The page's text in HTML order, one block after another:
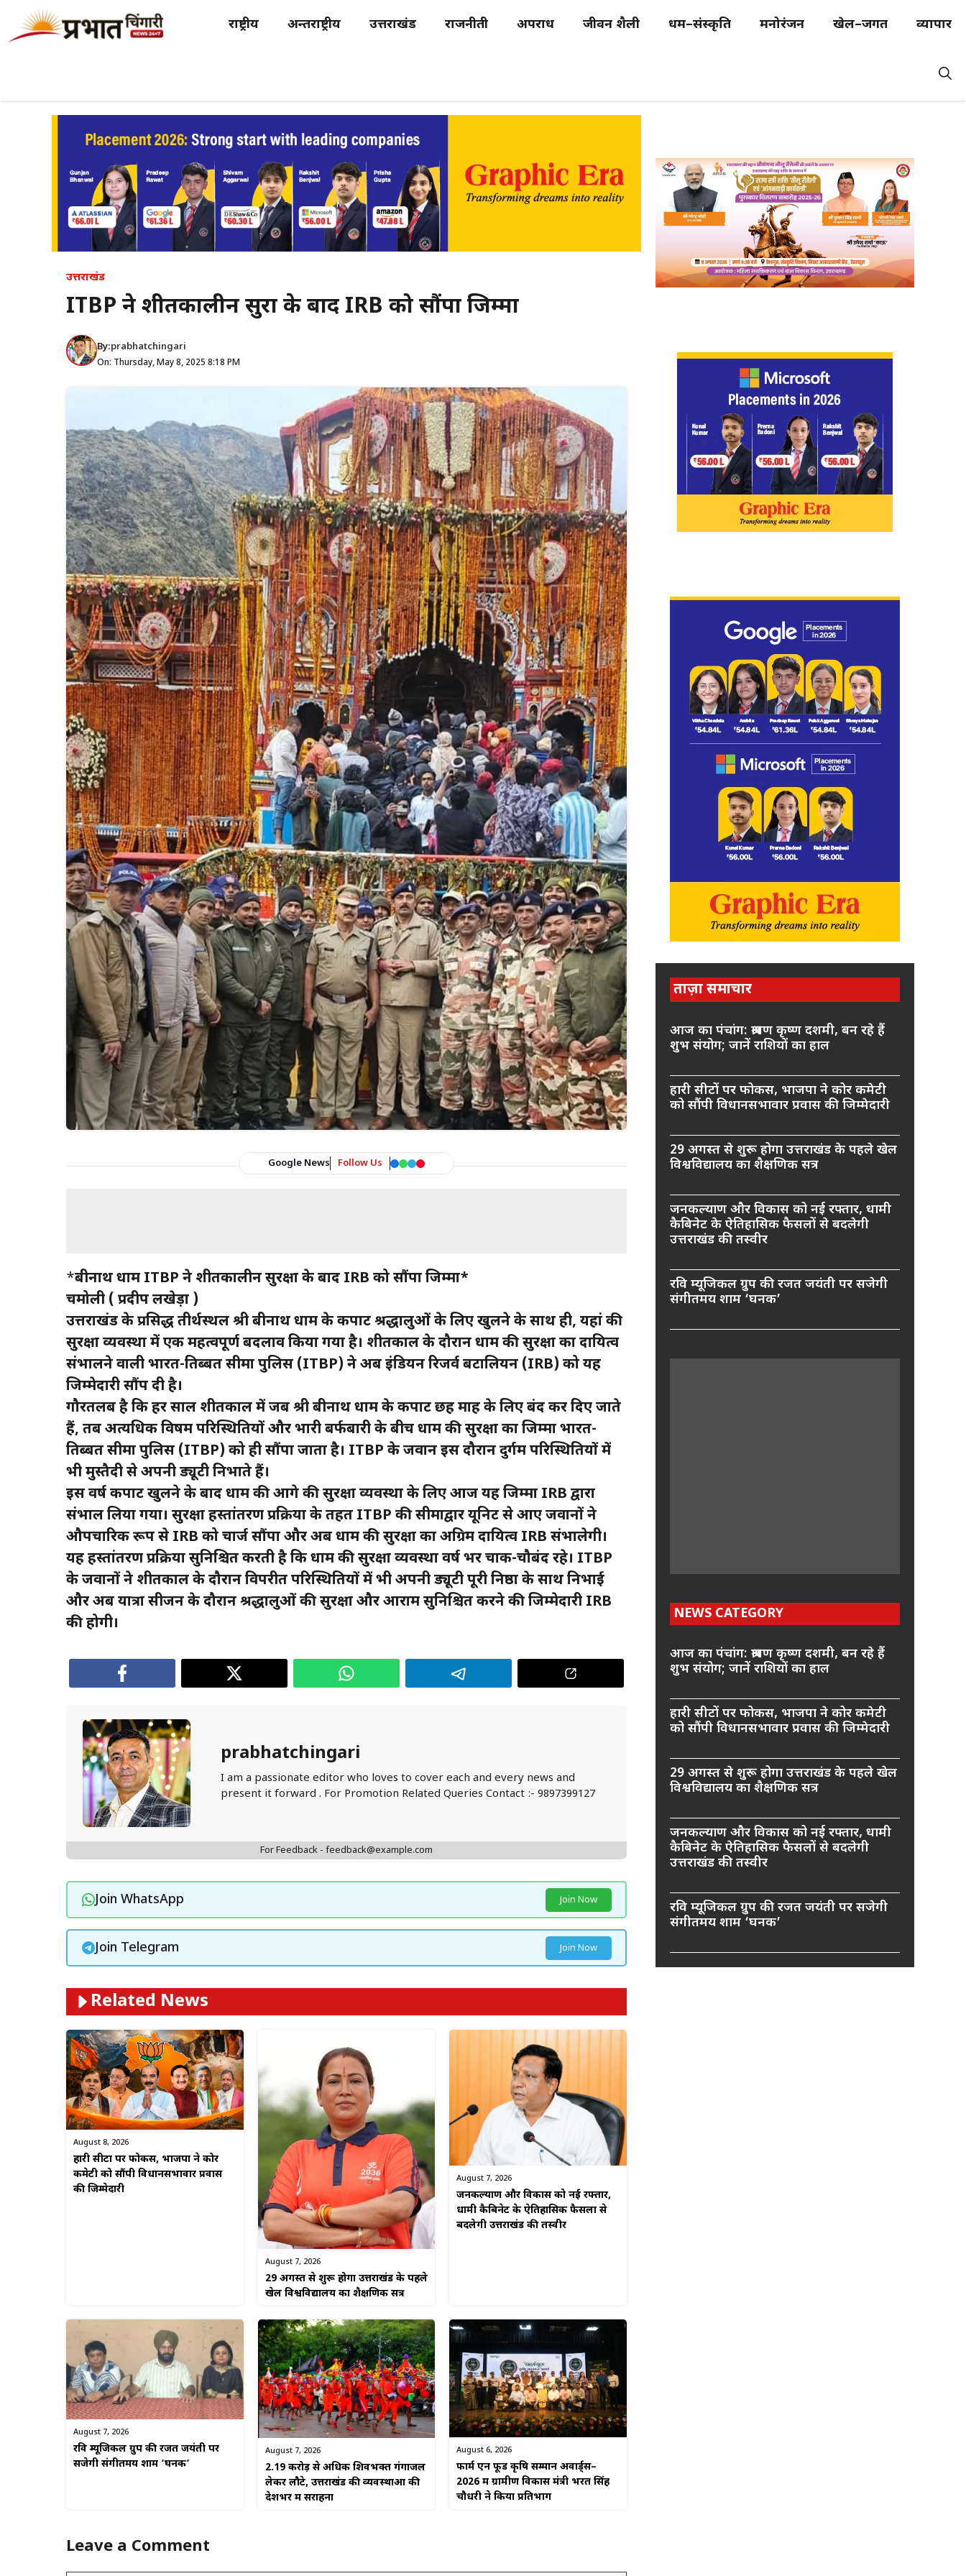
राष्ट्रीय अन्तर्राष्ट्रीय उत्तराखंड राजनीती अपराध जीवन शैली धर्म–संस्कृति मनोरंजन खेल–जगत व्यापार
उत्तराखंड
ITBP ने शीतकालीन सुरक्षा के बाद IRB को सौंपा जिम्मा
By:prabhatchingari
On: Thursday, May 8, 2025 8:18 PM
Google News Follow Us
*बद्रीनाथ धाम ITBP ने शीतकालीन सुरक्षा के बाद IRB को सौंपा जिम्मा*
चमोली ( प्रदीप लखेड़ा )
उत्तराखंड के प्रसिद्ध तीर्थस्थल श्री बद्रीनाथ धाम के कपाट श्रद्धालुओं के लिए खुलने के साथ ही, यहां की
सुरक्षा व्यवस्था में एक महत्वपूर्ण बदलाव किया गया है। शीतकाल के दौरान धाम की सुरक्षा का दायित्व
संभालने वाली भारत-तिब्बत सीमा पुलिस (ITBP) ने अब इंडियन रिजर्व बटालियन (IRB) को यह
जिम्मेदारी सौंप दी है।
गौरतलब है कि हर साल शीतकाल में जब श्री बद्रीनाथ धाम के कपाट छह माह के लिए बंद कर दिए जाते
हैं, तब अत्यधिक विषम परिस्थितियों और भारी बर्फबारी के बीच धाम की सुरक्षा का जिम्मा भारत-
तिब्बत सीमा पुलिस (ITBP) को ही सौंपा जाता है। ITBP के जवान इस दौरान दुर्गम परिस्थितियों में
भी मुस्तैदी से अपनी ड्यूटी निभाते हैं।
इस वर्ष कपाट खुलने के बाद धाम की आगे की सुरक्षा व्यवस्था के लिए आज यह जिम्मा IRB द्वारा
संभाल लिया गया। सुरक्षा हस्तांतरण प्रक्रिया के तहत ITBP की सीमाद्वार यूनिट से आए जवानों ने
औपचारिक रूप से IRB को चार्ज सौंपा और अब धाम की सुरक्षा का अग्रिम दायित्व IRB संभालेगी।
यह हस्तांतरण प्रक्रिया सुनिश्चित करती है कि धाम की सुरक्षा व्यवस्था वर्ष भर चाक-चौबंद रहे। ITBP
के जवानों ने शीतकाल के दौरान विपरीत परिस्थितियों में भी अपनी ड्यूटी पूरी निष्ठा के साथ निभाई
और अब यात्रा सीजन के दौरान श्रद्धालुओं की सुरक्षा और आराम सुनिश्चित करने की जिम्मेदारी IRB
की होगी।
prabhatchingari
I am a passionate editor who loves to cover each and every news and
present it forward . For Promotion Related Queries Contact :- 9897399127
For Feedback - feedback@example.com
Join WhatsApp Join Now
Join Telegram Join Now
Related News
August 8, 2026
हारी सीटों पर फोकस, भाजपा ने कोर
कमेटी को सौंपी विधानसभावार प्रवास
की जिम्मेदारी
August 7, 2026
29 अगस्त से शुरू होगा उत्तराखंड के पहले
खेल विश्वविद्यालय का शैक्षणिक सत्र
August 7, 2026
जनकल्याण और विकास को नई रफ्तार,
धामी कैबिनेट के ऐतिहासिक फैसलों से
बदलेगी उत्तराखंड की तस्वीर
August 7, 2026
रवि म्यूजिकल ग्रुप की रजत जयंती पर
सजेगी संगीतमय शाम ‘घनक’
August 7, 2026
2.19 करोड़ से अधिक शिवभक्त गंगाजल
लेकर लौटे, उत्तराखंड की व्यवस्थाओं की
देशभर में सराहना
August 6, 2026
फार्म एन फूड कृषि सम्मान अवार्ड्स–
2026 में ग्रामीण विकास मंत्री भरत सिंह
चौधरी ने किया प्रतिभाग
Leave a Comment
ताज़ा समाचार
आज का पंचांग: श्रावण कृष्ण दशमी, बन रहे हैं
शुभ संयोग; जानें राशियों का हाल
हारी सीटों पर फोकस, भाजपा ने कोर कमेटी
को सौंपी विधानसभावार प्रवास की जिम्मेदारी
29 अगस्त से शुरू होगा उत्तराखंड के पहले खेल
विश्वविद्यालय का शैक्षणिक सत्र
जनकल्याण और विकास को नई रफ्तार, धामी
कैबिनेट के ऐतिहासिक फैसलों से बदलेगी
उत्तराखंड की तस्वीर
रवि म्यूजिकल ग्रुप की रजत जयंती पर सजेगी
संगीतमय शाम ‘घनक’
NEWS CATEGORY
आज का पंचांग: श्रावण कृष्ण दशमी, बन रहे हैं
शुभ संयोग; जानें राशियों का हाल
हारी सीटों पर फोकस, भाजपा ने कोर कमेटी
को सौंपी विधानसभावार प्रवास की जिम्मेदारी
29 अगस्त से शुरू होगा उत्तराखंड के पहले खेल
विश्वविद्यालय का शैक्षणिक सत्र
जनकल्याण और विकास को नई रफ्तार, धामी
कैबिनेट के ऐतिहासिक फैसलों से बदलेगी
उत्तराखंड की तस्वीर
रवि म्यूजिकल ग्रुप की रजत जयंती पर सजेगी
संगीतमय शाम ‘घनक’